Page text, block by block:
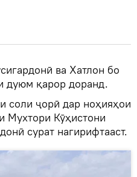
ва Хатлон бо
дуюм қарор доранд.
соли ҷорӣ дар ноҳияҳои
Мухтори Кӯҳистони
сурат нагирифтааст.